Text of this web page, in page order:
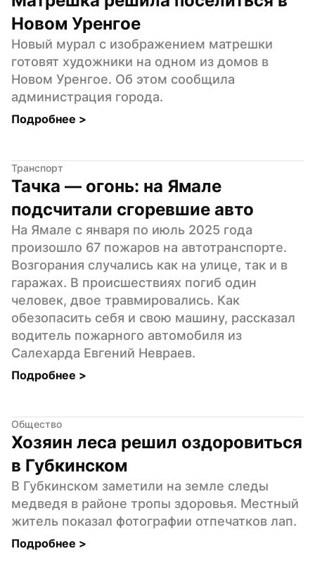
Новом Уренгое
Новый мурал с изображением матрешки
готовят художники на одном из домов в
Новом Уренгое. Об этом сообщила
администрация города.
Подробнее >
Транспорт
Тачка — огонь: на Ямале
подсчитали сгоревшие авто
На Ямале с января по июль 2025 года
произошло 67 пожаров на автотранспорте.
Возгорания случались как на улице, так и в
гаражах. В происшествиях погиб один
человек, двое травмировались. Как
обезопасить себя и свою машину, рассказал
водитель пожарного автомобиля из
Салехарда Евгений Невраев.
Подробнее >
Общество
Хозяин леса решил оздоровиться
в Губкинском
В Губкинском заметили на земле следы
медведя в районе тропы здоровья. Местный
житель показал фотографии отпечатков лап.
Подробнее >